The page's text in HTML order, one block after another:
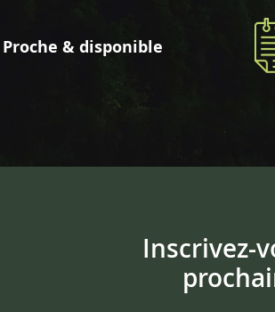
Proche & disponible
Inscrivez-